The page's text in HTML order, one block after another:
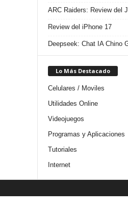
ARC Raiders: Review del
Review del iPhone 17
Deepseek: Chat IA Chino
Lo Más Destacado
Celulares / Moviles
Utilidades Online
Videojuegos
Programas y Aplicaciones
Tutoriales
Internet